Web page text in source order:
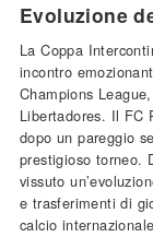
Evoluzione
La Coppa
incontro
Champions
Libertadores. Il FC
dopo un pareggio
prestigioso torneo.
vissuto
e trasferimenti di
calcio